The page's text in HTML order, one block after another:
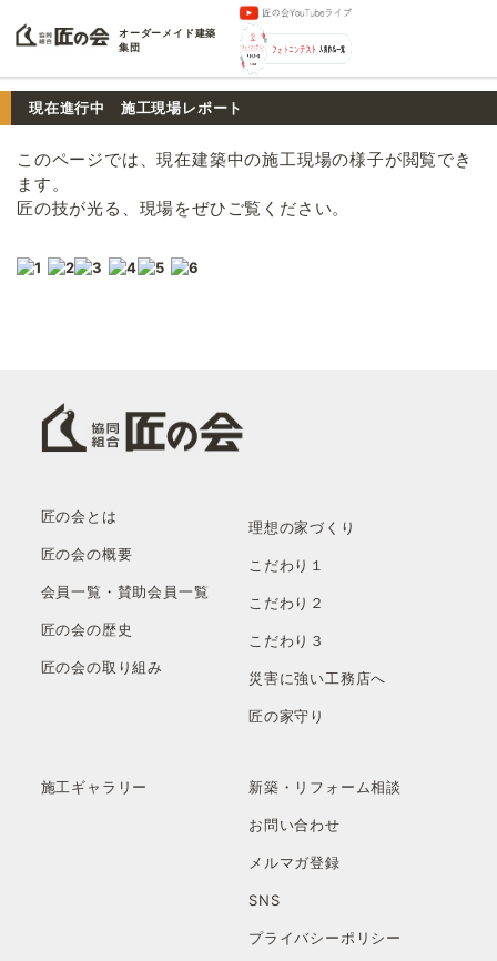
オーダーメイド建築
集団
現在進行中 施工現場レポート
このページでは、現在建築中の施工現場の様子が閲覧でき
ます。
匠の技が光る、現場をぜひご覧ください。
匠の会とは
匠の会の概要
会員一覧・賛助会員一覧
匠の会の歴史
匠の会の取り組み
理想の家づくり
こだわり１
こだわり２
こだわり３
災害に強い工務店へ
匠の家守り
施工ギャラリー 新築・リフォーム相談
お問い合わせ
メルマガ登録
SNS
プライバシーポリシー